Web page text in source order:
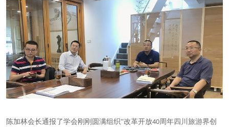
陈加林会长通报了学会刚刚圆满组织“改革开放40周年四川旅游界创